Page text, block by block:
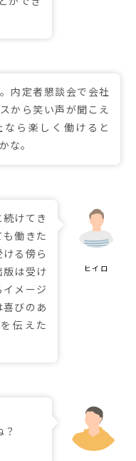
内定者懇談会で会社
から笑い声が聞こえ
ら楽しく働けると
な。
けてき
働きた
る傍ら
は受け
メージ
びのあ
伝えた